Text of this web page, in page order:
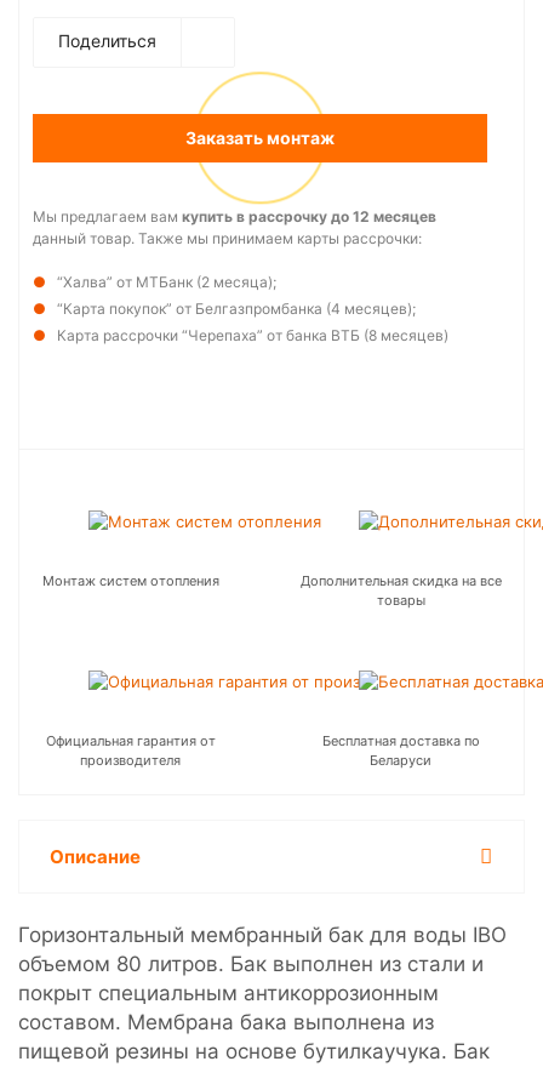
Поделиться
Заказать монтаж
Мы предлагаем вам купить в рассрочку до 12 месяцев
данный товар. Также мы принимаем карты рассрочки:
“Халва” от МТБанк (2 месяца);
“Карта покупок” от Белгазпромбанка (4 месяцев);
Карта рассрочки “Черепаха” от банка ВТБ (8 месяцев)
Монтаж систем отопления
Дополнительная скидка на все
товары
Официальная гарантия от
производителя
Бесплатная доставка по
Беларуси
Описание
Горизонтальный мембранный бак для воды IBO
объемом 80 литров. Бак выполнен из стали и
покрыт специальным антикоррозионным
составом. Мембрана бака выполнена из
пищевой резины на основе бутилкаучука. Бак